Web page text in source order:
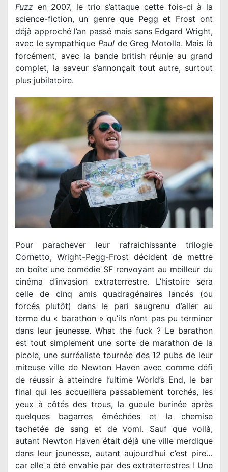
Fuzz en 2007, le trio s’attaque cette fois-ci à la
science-fiction, un genre que Pegg et Frost ont
déjà approché l’an passé mais sans Edgard Wright,
avec le sympathique Paulde Greg Motolla. Mais là
forcément, avec la bande british réunie au grand
complet, la saveur s’annonçait tout autre, surtout
plus jubilatoire.
Pour parachever leur rafraichissante trilogie
Cornetto, Wright-Pegg-Frost décident de mettre
en boîte une comédie SF renvoyant au meilleur du
cinéma d’invasion extraterrestre. L’histoire sera
celle de cinq amis quadragénaires lancés (ou
forcés plutôt) dans le pari saugrenu d’aller au
terme du « barathon » qu’ils n’ont pas pu terminer
dans leur jeunesse. What the fuck ? Le barathon
est tout simplement une sorte de marathon de la
picole, une surréaliste tournée des 12 pubs de leur
miteuse ville de Newton Haven avec comme défi
de réussir à atteindre l’ultime World’s End, le bar
final qui les accueillera passablement torchés, les
yeux à côtés des trous, la gueule burinée après
quelques bagarres éméchées et la chemise
tachetée de sang et de vomi. Sauf que voilà,
autant Newton Haven était déjà une ville merdique
dans leur jeunesse, autant aujourd’hui c’est pire…
car elle a été envahie par des extraterrestres ! Une